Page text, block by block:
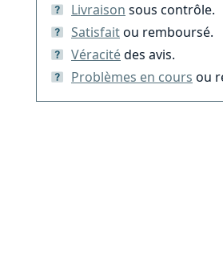
Livraison sous contrôle.
Satisfaitou remboursé.
Véracitédes avis.
Problèmes en cours ou